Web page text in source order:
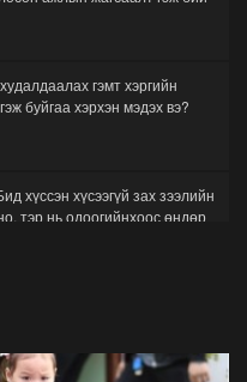
гэмт хэргийн
буйгаа хэрхэн мэдэх вэ?
хүссэн хүсээгүй зах зээлийн
тэр нь одоогийнхоос өндөр